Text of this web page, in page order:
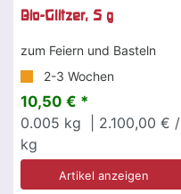
Bio-Glitzer, 5 g
zum Feiern und Basteln
2-3 Wochen
10,50 € *
0.005 kg
| 2.100,00 € /
kg
Artikel anzeigen